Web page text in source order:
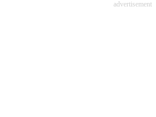
advertisement